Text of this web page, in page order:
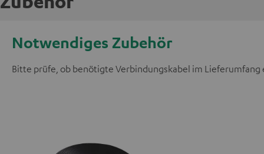
Notwendiges Zubehör
Bitte prüfe, ob benötigte Verbindungskabel im Lieferumfang